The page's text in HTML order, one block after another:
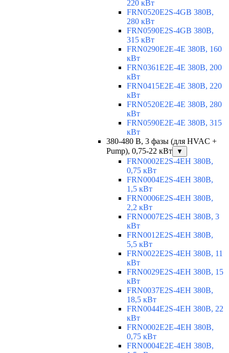
220 кВт
FRN0520E2S-4GB 380В,
280 кВт
FRN0590E2S-4GB 380В,
315 кВт
FRN0290E2E-4E 380В, 160
кВт
FRN0361E2E-4E 380В, 200
кВт
FRN0415E2E-4E 380В, 220
кВт
FRN0520E2E-4E 380В, 280
кВт
FRN0590E2E-4E 380В, 315
кВт
380-480 В, 3 фазы (для HVAC +
Pump), 0,75-22 кВт
▼
FRN0002E2S-4EH 380В,
0,75 кВт
FRN0004E2S-4EH 380В,
1,5 кВт
FRN0006E2S-4EH 380В,
2,2 кВт
FRN0007E2S-4EH 380В, 3
кВт
FRN0012E2S-4EH 380В,
5,5 кВт
FRN0022E2S-4EH 380В, 11
кВт
FRN0029E2S-4EH 380В, 15
кВт
FRN0037E2S-4EH 380В,
18,5 кВт
FRN0044E2S-4EH 380В, 22
кВт
FRN0002E2E-4EH 380В,
0,75 кВт
FRN0004E2E-4EH 380В,